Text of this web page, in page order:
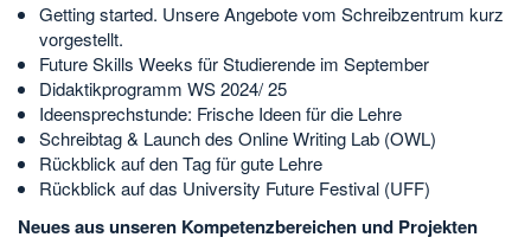
Getting started. Unsere Angebote vom Schreibzentrum kurz
vorgestellt.
Future Skills Weeks für Studierende im September
Didaktikprogramm WS 2024/ 25
Ideensprechstunde: Frische Ideen für die Lehre
Schreibtag & Launch des Online Writing Lab (OWL)
Rückblick auf den Tag für gute Lehre
Rückblick auf das University Future Festival (UFF)
Neues aus unseren Kompetenzbereichen und Projekten